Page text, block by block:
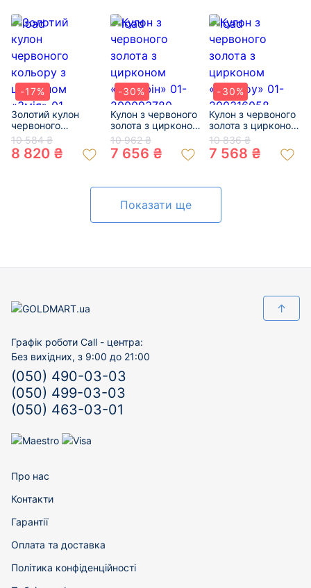
-17%
Золотий кулон
червоного
кольору з
цирконом «Змія»
01-200794016
10 584 ₴
8 820 ₴
-30%
Кулон з червоного
золота з цирконом
«Дельфін» 01-
200093780
10 962 ₴
7 656 ₴
-30%
Кулон з червоного
золота з цирконом
«Playboy» 01-
200316058
10 836 ₴
7 568 ₴
Показати ще
↑
Графік роботи Call - центра:
Без вихідних, з 9:00 до 21:00
(050) 490-03-03
(050) 499-03-03
(050) 463-03-01
Про нас
Контакти
Гарантії
Оплата та доставка
Політика конфіденційності